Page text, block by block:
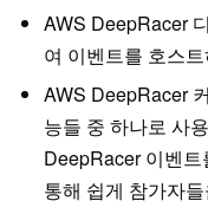
AWS DeepRacer
여 이벤트를 호스
AWS DeepRacer
능들 중 하나로 사
DeepRacer 이벤
통해 쉽게 참가자